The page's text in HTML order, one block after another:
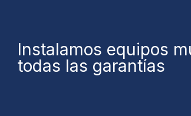
Instalamos equipos
todas las garantías